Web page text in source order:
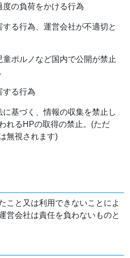
の負荷をかける行為
る行為、運営会社が不適切と
ポルノなど国内で公開が禁止
する行為
基づく、情報の収集を禁止し
れるHPの取得の禁止。(ただ
無視されます)
こと又は利用できないことによ
営会社は責任を負わないものと